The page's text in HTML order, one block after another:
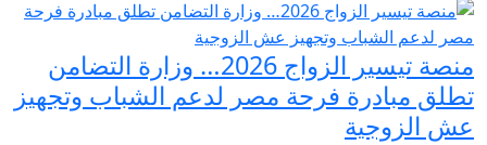
منصة تيسير الزواج 2026… وزارة التضامن
تطلق مبادرة فرحة مصر لدعم الشباب وتجهيز
عش الزوجية